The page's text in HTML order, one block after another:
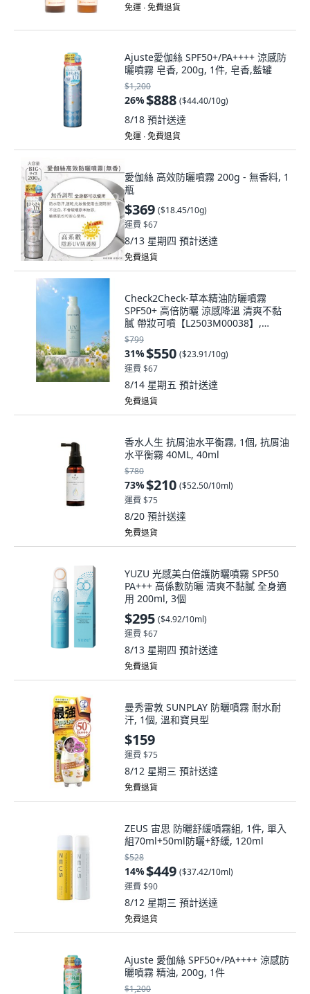
免運 ∙ 免費退貨
Ajuste愛伽絲 SPF50+/PA++++ 涼感防
曬噴霧 皂香, 200g, 1件, 皂香,藍罐
$1,200
26%$888 ($44.40/10g)
8/18 預計送達
免運 ∙ 免費退貨
愛伽絲 高效防曬噴霧 200g - 無香料, 1
瓶
$369 ($18.45/10g)
運費 $67
8/13 星期四 預計送達
免費退貨
Check2Check-草本精油防曬噴霧
SPF50+ 高倍防曬 涼感降溫 清爽不黏
膩 帶妝可噴【L2503M00038】,
230g, 1件
$799
31%$550 ($23.91/10g)
運費 $67
8/14 星期五 預計送達
免費退貨
香水人生 抗屑油水平衡霧, 1個, 抗屑油
水平衡霧 40ML, 40ml
$780
73%$210 ($52.50/10ml)
運費 $75
8/20 預計送達
免費退貨
YUZU 光感美白倍護防曬噴霧 SPF50
PA+++ 高係數防曬 清爽不黏膩 全身適
用 200ml, 3個
$295 ($4.92/10ml)
運費 $67
8/13 星期四 預計送達
免費退貨
曼秀雷敦 SUNPLAY 防曬噴霧 耐水耐
汗, 1個, 溫和寶貝型
$159
運費 $75
8/12 星期三 預計送達
免費退貨
ZEUS 宙思 防曬舒緩噴霧組, 1件, 單入
組70ml+50ml防曬+舒緩, 120ml
$528
14%$449 ($37.42/10ml)
運費 $90
8/12 星期三 預計送達
免費退貨
Ajuste 愛伽絲 SPF50+/PA++++ 涼感防
曬噴霧 精油, 200g, 1件
$1,200